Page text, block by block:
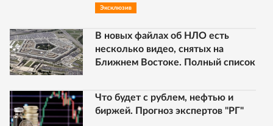
Эксклюзив
В новых файлах об НЛО есть
несколько видео, снятых на
Ближнем Востоке. Полный список
Что будет с рублем, нефтью и
биржей. Прогноз экспертов "РГ"